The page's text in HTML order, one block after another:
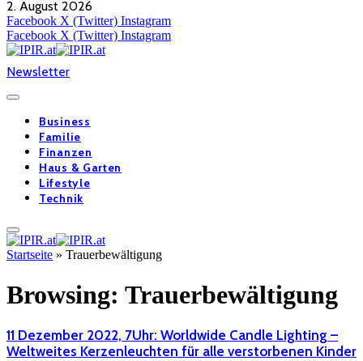
2. August 2026
Facebook X (Twitter) Instagram
Facebook X (Twitter) Instagram
Newsletter
Business
Familie
Finanzen
Haus & Garten
Lifestyle
Technik
Startseite » Trauerbewältigung
Browsing: Trauerbewältigung
11 Dezember 2022, 7Uhr: Worldwide Candle Lighting –
Weltweites Kerzenleuchten für alle verstorbenen Kinder